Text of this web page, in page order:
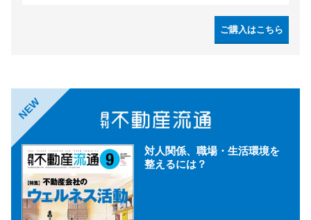
ご購入はこちら
NEW
対人関係、職場・生活環境を
整えるには？